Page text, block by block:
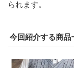
られます。
今回紹介する商品